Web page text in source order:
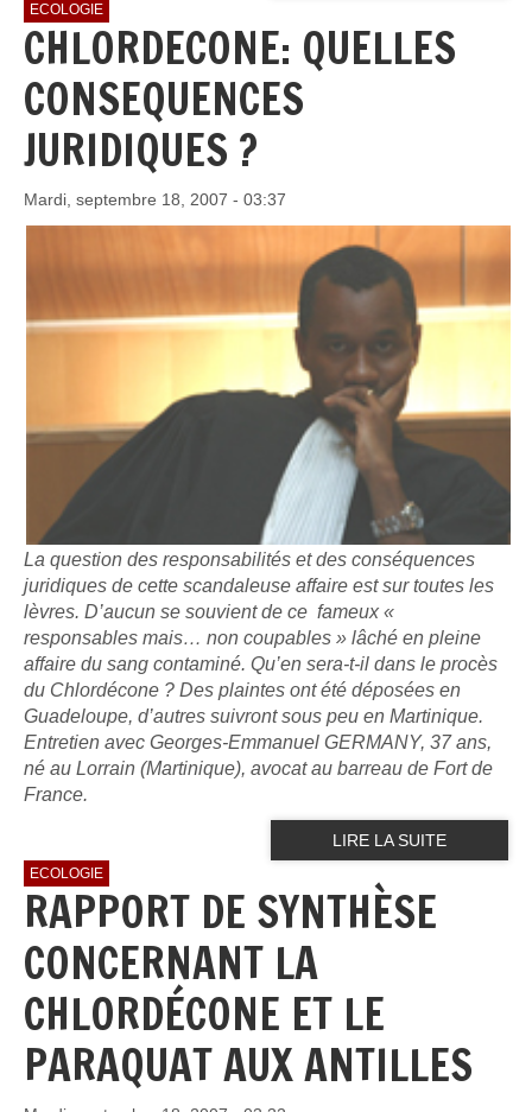
ECOLOGIE
CHLORDECONE: QUELLES
CONSEQUENCES
JURIDIQUES ?
Mardi, septembre 18, 2007 - 03:37
La question des responsabilités et des conséquences
juridiques de cette scandaleuse affaire est sur toutes les
lèvres. D’aucun se souvient de ce fameux «
responsables mais… non coupables » lâché en pleine
affaire du sang contaminé. Qu’en sera-t-il dans le procès
du Chlordécone ? Des plaintes ont été déposées en
Guadeloupe, d’autres suivront sous peu en Martinique.
Entretien avec Georges-Emmanuel GERMANY, 37 ans,
né au Lorrain (Martinique), avocat au barreau de Fort de
France.
LIRE LA SUITE
ECOLOGIE
RAPPORT DE SYNTHÈSE
CONCERNANT LA
CHLORDÉCONE ET LE
PARAQUAT AUX ANTILLES